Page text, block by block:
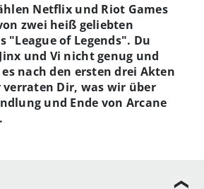
Netflix und Riot Games
zwei heiß geliebten
"League of Legends". Du
und Vi nicht genug und
nach den ersten drei Akten
verraten Dir, was wir über
und Ende von Arcane